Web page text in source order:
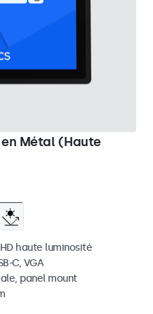
en Métal (Haute
haute luminosité
C, VGA
panel mount